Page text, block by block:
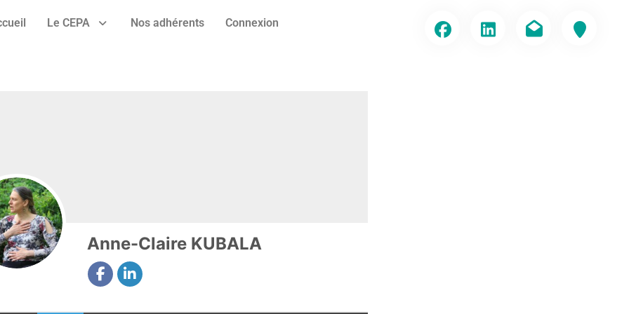
Le CEPA Nos adhérents Connexion
Anne-Claire KUBALA